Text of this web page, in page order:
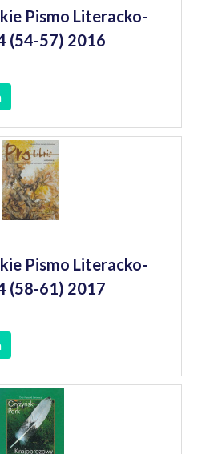
Pismo Literacko-
(54-57) 2016
Pismo Literacko-
(58-61) 2017